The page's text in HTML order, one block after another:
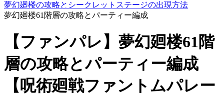
夢幻廻楼の攻略とシークレットステージの出現方法
夢幻廻楼61階層の攻略とパーティー編成
【ファンパレ】夢幻廻楼61階
層の攻略とパーティー編成
【呪術廻戦ファントムパレー